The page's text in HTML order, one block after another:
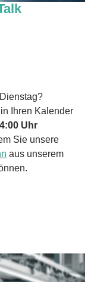
Ihren Kalender
Uhr
Sie unsere
aus unserem